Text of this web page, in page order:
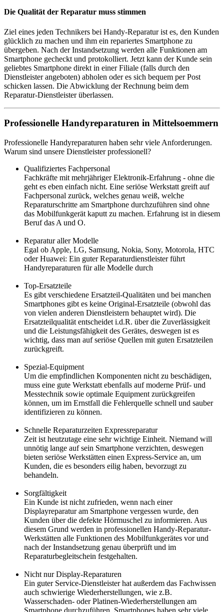
Die Qualität der Reparatur muss stimmen
Ziel eines jeden Technikers bei Handy-Reparatur ist es, den Kunden
glücklich zu machen und ihm ein repariertes Smartphone zu
übergeben. Nach der Instandsetzung werden alle Funktionen am
Smartphone gecheckt und protokolliert. Jetzt kann der Kunde sein
geliebtes Smartphone direkt in einer Filiale (falls durch den
Dienstleister angeboten) abholen oder es sich bequem per Post
schicken lassen. Die Abwicklung der Rechnung beim dem
Reparatur-Dienstleister überlassen.
Professionelle Handyreparaturen in Mittelsoemmern
Professionelle Handyreparaturen haben sehr viele Anforderungen.
Warum sind unsere Dienstleister professionell?
Qualifiziertes Fachpersonal
Fachkräfte mit mehrjähriger Elektronik-Erfahrung - ohne die
geht es eben einfach nicht. Eine seriöse Werkstatt greift auf
Fachpersonal zurück, welches genau weiß, welche
Reparaturschritte am Smartphone durchzuführen sind ohne
das Mobilfunkgerät kaputt zu machen. Erfahrung ist in diesem
Beruf das A und O.
Reparatur aller Modelle
Egal ob Apple, LG, Samsung, Nokia, Sony, Motorola, HTC
oder Huawei: Ein guter Reparaturdienstleister führt
Handyreparaturen für alle Modelle durch
Top-Ersatzteile
Es gibt verschiedene Ersatzteil-Qualitäten und bei manchen
Smartphones gibt es keine Original-Ersatzteile (obwohl das
von vielen anderen Dienstleistern behauptet wird). Die
Ersatzteilqualität entscheidet i.d.R. über die Zuverlässigkeit
und die Leistungsfähigkeit des Gerätes, deswegen ist es
wichtig, dass man auf seriöse Quellen mit guten Ersatzteilen
zurückgreift.
Spezial-Equipment
Um die empfindlichen Komponenten nicht zu beschädigen,
muss eine gute Werkstatt ebenfalls auf moderne Prüf- und
Messtechnik sowie optimale Equipment zurückgreifen
können, um im Ernstfall die Fehlerquelle schnell und sauber
identifizieren zu können.
Schnelle Reparaturzeiten Expressreparatur
Zeit ist heutzutage eine sehr wichtige Einheit. Niemand will
unnötig lange auf sein Smartphone verzichten, deswegen
bieten seriöse Werkstätten einen Express-Service an, um
Kunden, die es besonders eilig haben, bevorzugt zu
behandeln.
Sorgfältigkeit
Ein Kunde ist nicht zufrieden, wenn nach einer
Displayreparatur am Smartphone vergessen wurde, den
Kunden über die defekte Hörmuschel zu informieren. Aus
diesem Grund werden in professionellen Handy-Reparatur-
Werkstätten alle Funktionen des Mobilfunkgerätes vor und
nach der Instandsetzung genau überprüft und im
Reparaturbegleitschein festgehalten.
Nicht nur Display-Reparaturen
Ein guter Service-Dienstleister hat außerdem das Fachwissen
auch schwierige Wiederherstellungen, wie z.B.
Wasserschaden- oder Platinen-Wiederherstellungen am
Smartphone durchzuführen. Smartphones haben sehr viele